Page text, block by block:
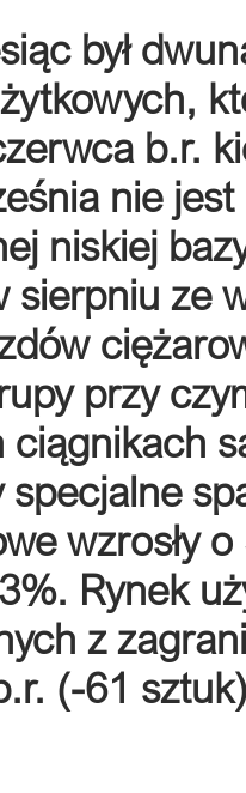
był
b.r.
nie
niskiej
sierpniu ze
przy
ciągnikach
wzrosły
Rynek
z
(-61